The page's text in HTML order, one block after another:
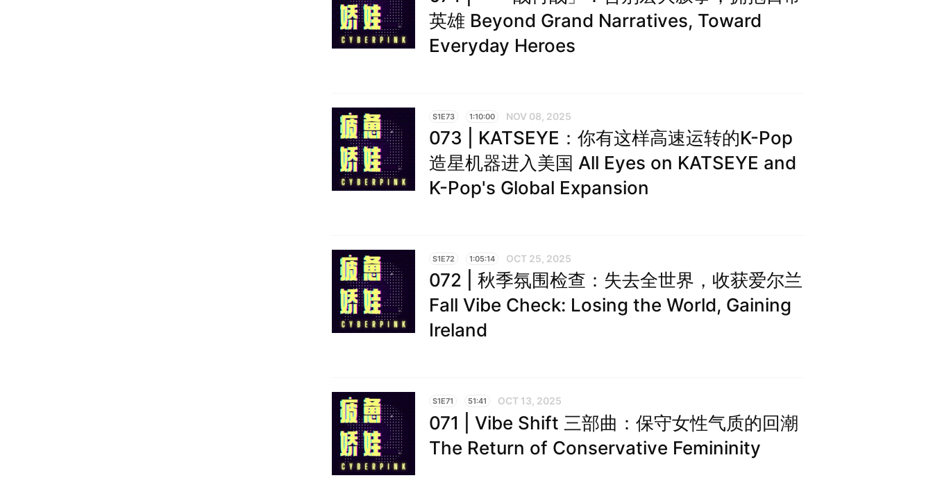
英雄 Beyond Grand Narratives, Toward
Everyday Heroes
S1E73 1:10:00 NOV 08, 2025
073 | KATSEYE：你有这样高速运转的K-Pop
造星机器进入美国 All Eyes on KATSEYE and
K-Pop's Global Expansion
S1E72 1:05:14 OCT 25, 2025
072 | 秋季氛围检查：失去全世界，收获爱尔兰
Fall Vibe Check: Losing the World, Gaining
Ireland
S1E71 51:41 OCT 13, 2025
071 | Vibe Shift 三部曲：保守女性气质的回潮
The Return of Conservative Femininity